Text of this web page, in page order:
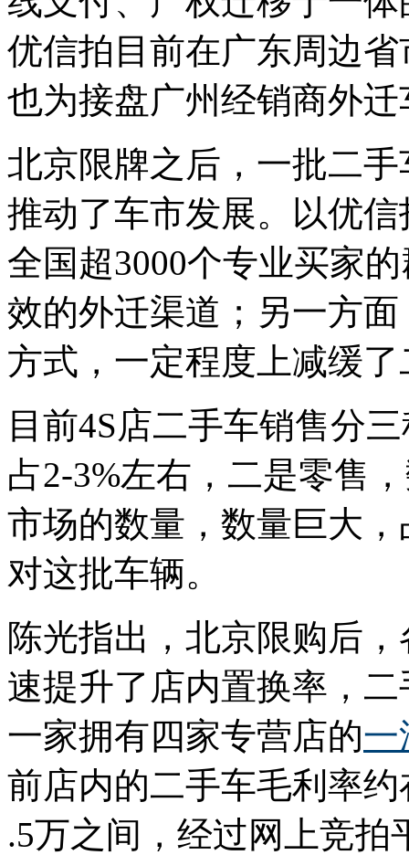
优信拍目前在广东周边
也为接盘广州经销商外
北京限牌之后，一批二
推动了车市发展。以优
全国超3000个专业买家
效的外迁渠道；另一方
方式，一定程度上减缓
目前4S店二手车销售分
占2-3%左右，二是零售
市场的数量，数量巨大
对这批车辆。
陈光指出，北京限购后
速提升了店内置换率，
一家拥有四家专营店的一
前店内的二手车毛利率
.5万之间，经过网上竞拍